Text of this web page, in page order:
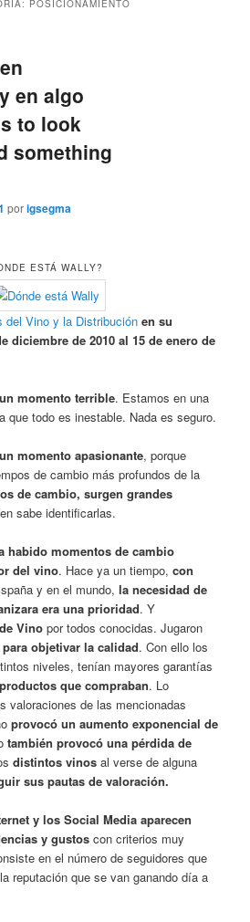
POSICIONAMIENTO
en algo
to look
something
porigsegma
ESTÁ WALLY?
del Vino y la Distribución en su
diciembre de 2010 al 15 de enero de
momento terrible. Estamos en una
que todo es inestable. Nada es seguro.
momento apasionante, porque
de cambio más profundos de la
de cambio, surgen grandes
sabe identificarlas.
habido momentos de cambio
del vino. Hace ya un tiempo,con
y en el mundo,la necesidad de
era una prioridad. Y
Vino por todos conocidas. Jugaron
objetivar la calidad. Con ello los
niveles, tenían mayores garantías
que compraban. Lo
valoraciones de las mencionadas
provocó un aumento exponencial de
también provocó una pérdida de
distintos vinos al verse de alguna
sus pautas de valoración.
y los Social Media aparecen
y gustos con criterios muy
en el número de seguidores que
reputación que se van ganando día a